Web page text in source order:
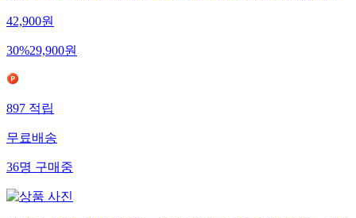
42,900원
30%29,900원
897 적립
무료배송
36명 구매중